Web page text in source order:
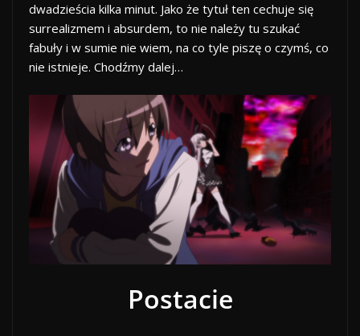
dwadzieścia kilka minut. Jako że tytuł ten cechuje się
surrealizmem i absurdem, to nie należy tu szukać
fabuły i w sumie nie wiem, na co tyle piszę o czymś, co
nie istnieje. Chodźmy dalej…
Postacie